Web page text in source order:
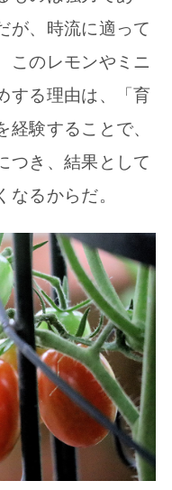
が、時流に適って
このレモンやミニ
する理由は、「育
験することで、
つき、結果として
なるからだ。